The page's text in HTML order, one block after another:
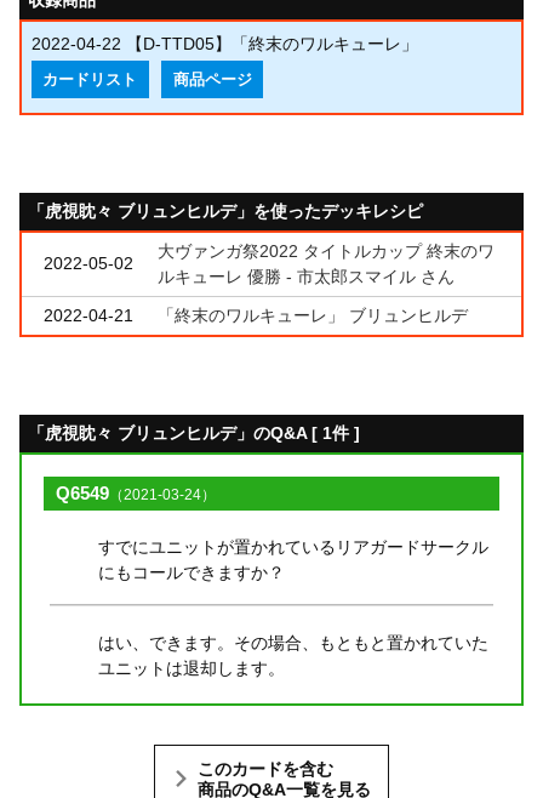
2022-04-22 【D-TTD05】「終末のワルキューレ」
カードリスト 商品ページ
「虎視眈々 ブリュンヒルデ」を使ったデッキレシピ
2022-05-02
大ヴァンガ祭2022 タイトルカップ 終末のワ
ルキューレ 優勝 - 市太郎スマイル さん
2022-04-21
「終末のワルキューレ」 ブリュンヒルデ
「虎視眈々 ブリュンヒルデ」のQ&A [ 1件 ]
Q6549 （2021-03-24）
すでにユニットが置かれているリアガードサークル
にもコールできますか？
はい、できます。その場合、もともと置かれていた
ユニットは退却します。
このカードを含む
商品のQ&A一覧を見る